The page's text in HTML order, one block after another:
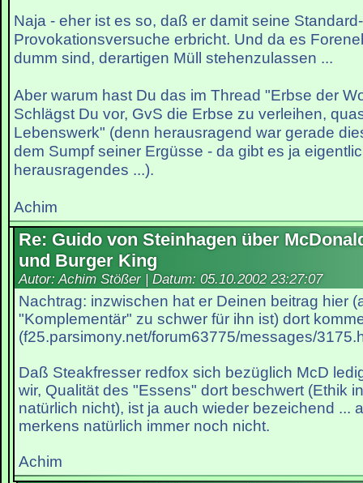
Naja - eher ist es so, daß er damit seine Standard-
Provokationsversuche erbricht. Und da es
dumm sind, derartigen Müll stehenzulassen ...
Aber warum hast Du das im Thread "Erbse der
Schlägst Du vor, GvS die Erbse zu verleihen,
Lebenswerk" (denn herausragend war gerade
dem Sumpf seiner Ergüsse - da gibt es ja
herausragendes ...).
Achim
Re: Guido von Steinhagen über
und Burger King
Autor: Achim Stößer | Datum: 05.10.2002 23:27:07
Nachtrag: inzwischen hat er Deinen beitrag hier
"Komplementär" zu schwer für ihn ist) dort
(f25.parsimony.net/forum63775/messages/
Daß Steakfresser redfox sich bezüglich McD
wir, Qualität des "Essens" dort beschwert (Ethik
natürlich nicht), ist ja auch wieder bezeichend ...
merkens natürlich immer noch nicht.
Achim